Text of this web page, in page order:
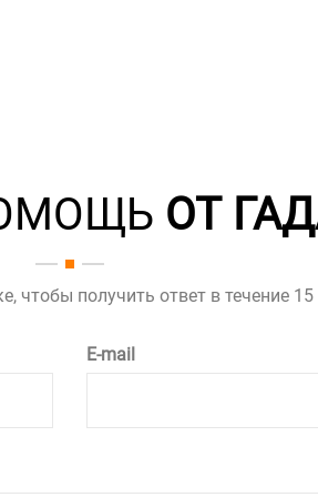
ОТ
чтобы получить ответ в течение
E-mail